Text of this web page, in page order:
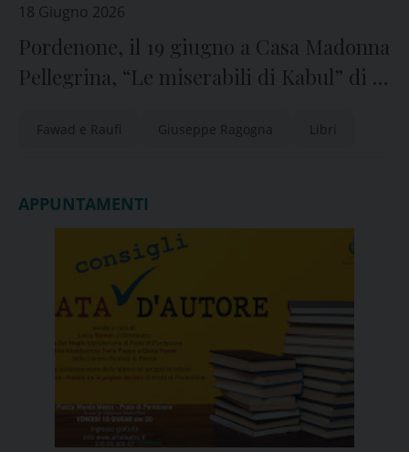
18 Giugno 2026
Pordenone, il 19 giugno a Casa Madonna
Pellegrina, “Le miserabili di Kabul” di e
Fawad e Raufi Giuseppe Ragogna Libri
APPUNTAMENTI